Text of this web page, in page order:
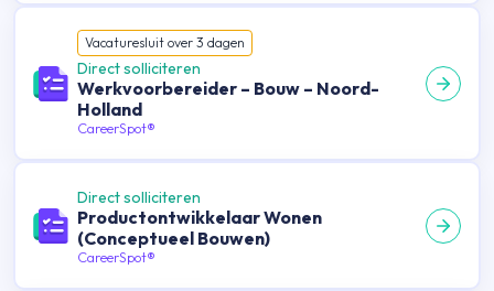
Vacaturesluit over 3 dagen
Direct solliciteren
Werkvoorbereider – Bouw – Noord-
Holland
CareerSpot®
Direct solliciteren
Productontwikkelaar Wonen
(Conceptueel Bouwen)
CareerSpot®